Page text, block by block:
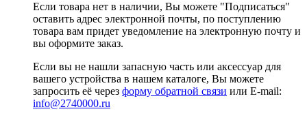
Если товара нет в наличии, Вы можете "Подписаться"
оставить адрес электронной почты, по поступлению
товара вам придет уведомление на электронную почту и
вы оформите заказ.
Если вы не нашли запасную часть или аксессуар для
вашего устройства в нашем каталоге, Вы можете
запросить её через форму обратной связи или E-mail:
info@2740000.ru